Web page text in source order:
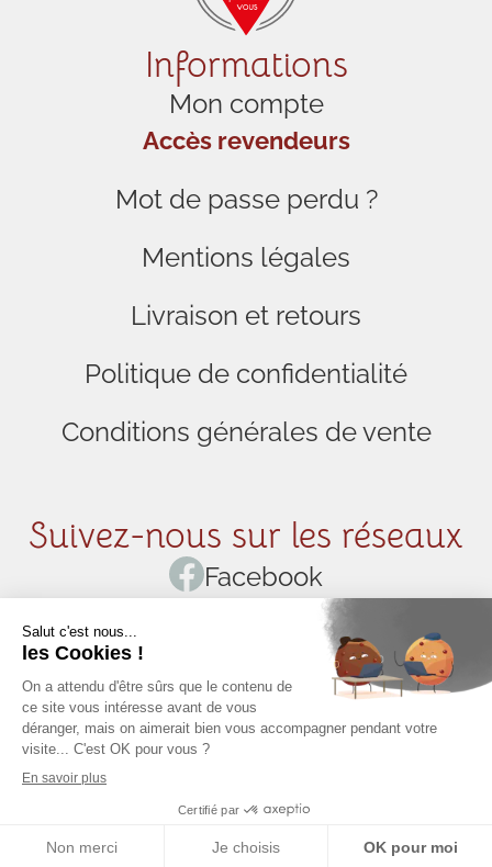
Informations
Mon compte
Accès revendeurs
Mot de passe perdu ?
Mentions légales
Livraison et retours
Politique de confidentialité
Conditions générales de vente
Suivez-nous sur les réseaux
Facebook
Instagram
Pinterest
Linkedin
© L'atelier de Noémi 2026